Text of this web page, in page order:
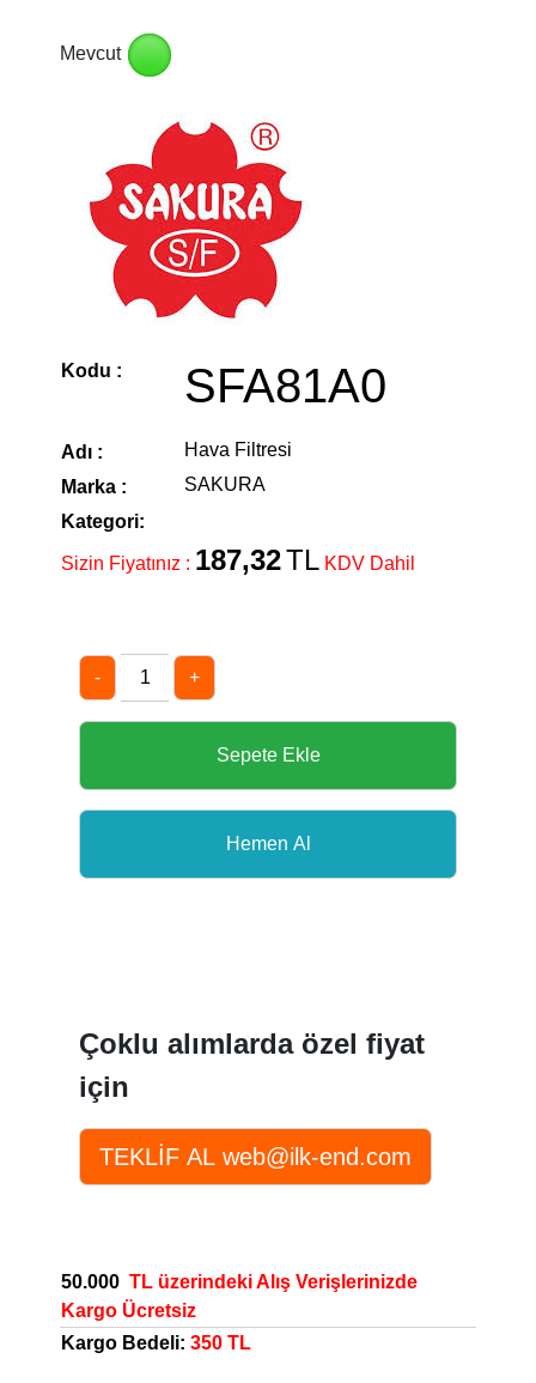
Mevcut
Kodu : SFA81A0
Adı :
Hava Filtresi
Marka :
SAKURA
Kategori:
Sizin Fiyatınız : 187,32TL KDV Dahil
- +
Çoklu alımlarda özel fiyat
için
50.000 TL üzerindeki Alış Verişlerinizde
Kargo Ücretsiz
Kargo Bedeli: 350 TL